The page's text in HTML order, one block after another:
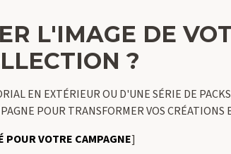
L'IMAGE DE
?
EN EXTÉRIEUR OU D'UNE SÉRIE DE
POUR TRANSFORMER VOS CRÉATIONS
POUR VOTRE CAMPAGNE]